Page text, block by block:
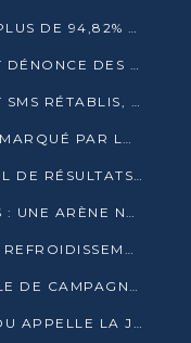
SASSOU N’GUESSO RÉÉLU AVEC PLUS DE 94,82% DES VOIX
PRÉSIDENTIELLE : DESTIN GAVET DÉNONCE DES IRRÉGULARITÉS ET REVENDIQUE LA VICTOIRE
PRÉSIDENTIELLE : LES APPELS ET SMS RÉTABLIS, INTERNET RESTE BLOQUÉ
PRÉSIDENTIELLE A : UN SCRUTIN MARQUÉ PAR LA COUPURE D’INTERNET ET UNE AFFLUENCE TIMIDE À BRAZZAVILLE
PRÉSIDENTIELLE : UN FAUX VISUEL DE RÉSULTATS CIRCULE
RÉSEAUX SOCIAUX ET ÉLECTIONS : UNE ARÈNE NUMÉRIQUE EN PLEINE MUTATION AU CONGO
À FREETOWN, MEER MISE SUR LE REFROIDISSEMENT PASSIF FACE À LA CHALEUR EXTRÊME
BOUEMBA : LA DIRECTION LOCALE DE CAMPAGNE DE DENIS SASSOU N’GUESSO MULTIPLIE LES ACTIVITÉS DE MOBILISATION
ROCH BREDIN BISSALA NKOUNKOU APPELLE LA JEUNESSE DE GOMA TSÉ-TSÉ À UN VOTE MASSIF POUR DENIS SASSOU NGUESSO